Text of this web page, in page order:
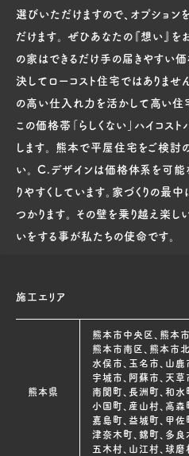
選びいただけますので、オプション
だけます。 ぜひあなたの『想い』
の家はできるだけ手の届きやすい価
決してローコスト住宅ではありませ
の高い仕入れ力を活かして高い住
この価格帯「らしくない」ハイコス
します。 熊本で平屋住宅をご検
い。 C.デザインは価格体系を可能
りやすくしています。家づくりの最
つかります。 その壁を乗り越え楽
いをする事が私たちの使命です。
施工エリア
熊本県
熊本市中央区、熊本
熊本市南区、熊本市北
水俣市、玉名市、山鹿
宇城市、阿蘇市、天草
南関町、長洲町、和水
小国町、産山村、高森
嘉島町、益城町、甲佐
津奈木町、錦町、多良
五木村、山江村、球磨